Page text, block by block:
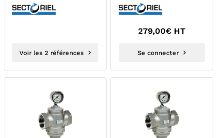
Voir les 2 références
279,00€ HT
Se connecter